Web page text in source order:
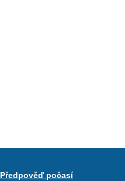
Předpověď počasí